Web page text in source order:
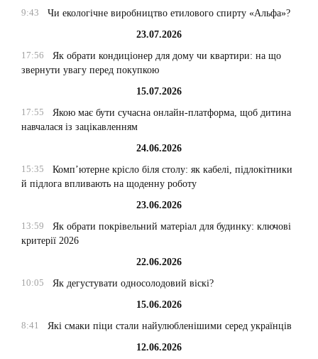
9:43
Чи екологічне виробництво етилового спирту «Альфа»?
23.07.2026
17:56
Як обрати кондиціонер для дому чи квартири: на що
звернути увагу перед покупкою
15.07.2026
17:55
Якою має бути сучасна онлайн-платформа, щоб дитина
навчалася із зацікавленням
24.06.2026
15:35
Комп’ютерне крісло біля столу: як кабелі, підлокітники
й підлога впливають на щоденну роботу
23.06.2026
13:59
Як обрати покрівельний матеріал для будинку: ключові
критерії 2026
22.06.2026
10:05
Як дегустувати односолодовий віскі?
15.06.2026
8:41
Які смаки піци стали найулюбленішими серед українців
12.06.2026